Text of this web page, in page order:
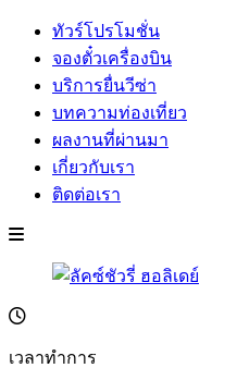
ทัวร์โปรโมชั่น
จองตั๋วเครื่องบิน
บริการยื่นวีซ่า
บทความท่องเที่ยว
ผลงานที่ผ่านมา
เกี่ยวกับเรา
ติดต่อเรา
เวลาทำการ